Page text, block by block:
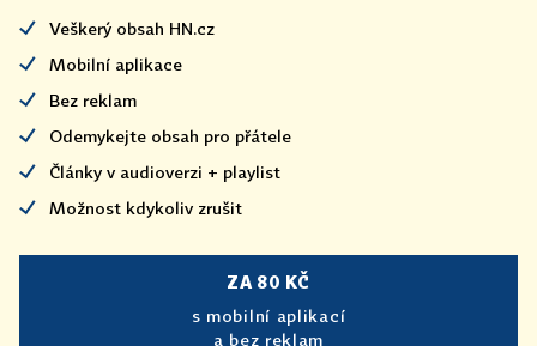
Veškerý obsah HN.cz
Mobilní aplikace
Bez reklam
Odemykejte obsah pro přátele
Články v audioverzi + playlist
Možnost kdykoliv zrušit
ZA 80 KČ
s mobilní aplikací
a bez reklam